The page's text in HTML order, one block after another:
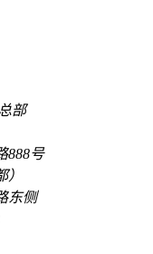
部
888号
东侧